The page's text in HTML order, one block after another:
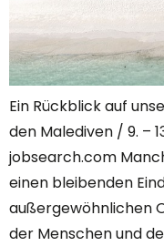
Ein Rückblick auf
den Malediven / 9. –
jobsearch.com
einen bleibenden
außergewöhnlichen
der Menschen und